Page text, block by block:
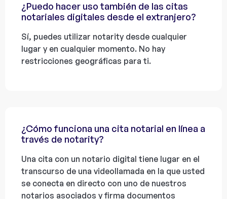
¿Puedo hacer uso también de las citas
notariales digitales desde el extranjero?
Sí, puedes utilizar notarity desde cualquier
lugar y en cualquier momento. No hay
restricciones geográficas para ti.
¿Cómo funciona una cita notarial en línea a
través de notarity?
Una cita con un notario digital tiene lugar en el
transcurso de una videollamada en la que usted
se conecta en directo con uno de nuestros
notarios asociados y firma documentos